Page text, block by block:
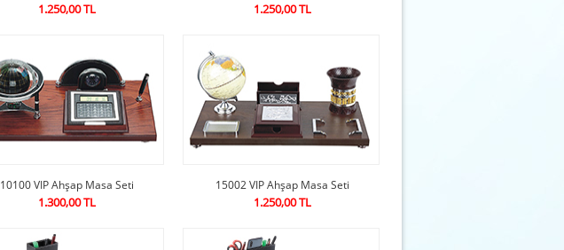
1.250,00 TL 1.250,00 TL
10100 VIP Ahşap Masa Seti
1.300,00 TL
15002 VIP Ahşap Masa Seti
1.250,00 TL